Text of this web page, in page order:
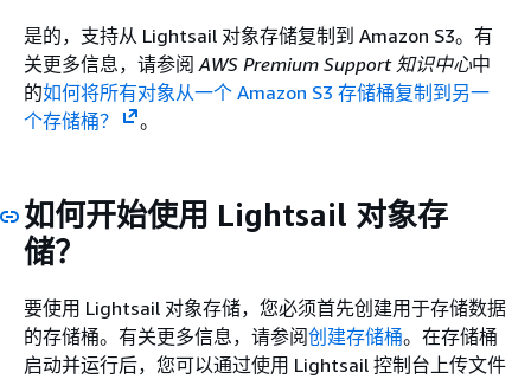
是的，支持从 Lightsail 对象存储复制到 Amazon S3。有
关更多信息，请参阅AWS Premium Support 知识中心中
的如何将所有对象从一个 Amazon S3 存储桶复制到另一
个存储桶？
。
如何开始使用 Lightsail 对象存
储？
要使用 Lightsail 对象存储，您必须首先创建用于存储数据
的存储桶。有关更多信息，请参阅创建存储桶。在存储桶
启动并运行后，您可以通过使用 Lightsail 控制台上传文件